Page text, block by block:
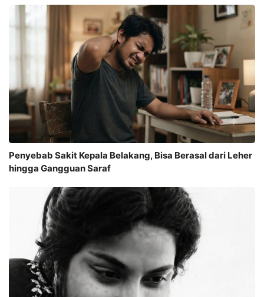
Penyebab Sakit Kepala Belakang, Bisa Berasal dari Leher
hingga Gangguan Saraf